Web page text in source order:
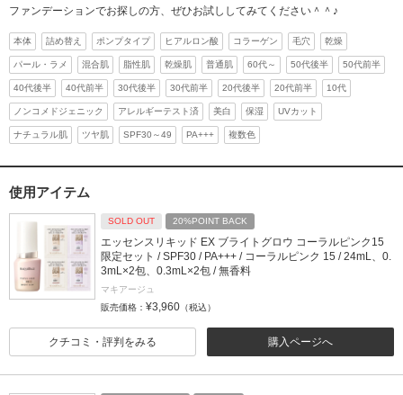
ファンデーションでお探しの方、ぜひお試ししてみてください＾＾♪
本体 詰め替え ポンプタイプ ヒアルロン酸 コラーゲン 毛穴 乾燥
パール・ラメ 混合肌 脂性肌 乾燥肌 普通肌 60代～ 50代後半 50代前半
40代後半 40代前半 30代後半 30代前半 20代後半 20代前半 10代
ノンコメドジェニック アレルギーテスト済 美白 保湿 UVカット
ナチュラル肌 ツヤ肌 SPF30～49 PA+++ 複数色
使用アイテム
SOLD OUT 20%POINT BACK
エッセンスリキッド EX ブライトグロウ コーラルピンク15
限定セット / SPF30 / PA+++ / コーラルピンク 15 / 24mL、0.
3mL×2包、0.3mL×2包 / 無香料
マキアージュ
販売価格： ¥3,960 （税込）
購入ページへ
クチコミ・評判をみる